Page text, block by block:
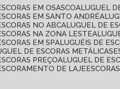
EM OSASCO ALUGUEL
EM SANTO ANDRÉ
NO ABC ALUGUEL DE
NA ZONA LESTE
EM SP ALUGUÉIS DE
DE ESCORAS METÁLICAS
PREÇO ALUGUEL DE
DE LAJE